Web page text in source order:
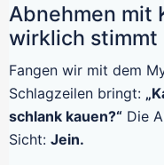
Abnehmen mit
wirklich stimmt
Fangen wir mit dem
Schlagzeilen bringt:
schlank kauen?“ Die
Sicht: Jein.